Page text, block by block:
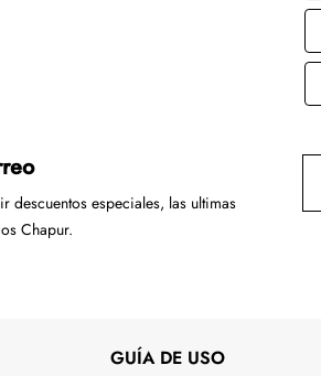
descuentos especiales, las ultimas
Chapur.
GUÍA DE USO